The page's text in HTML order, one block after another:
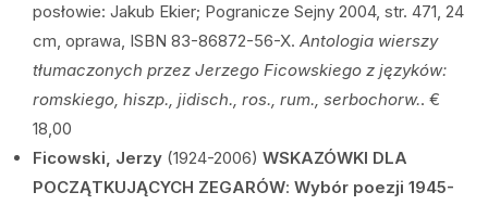
posłowie: Jakub Ekier; Pogranicze Sejny 2004, str. 471, 24
cm, oprawa, ISBN 83-86872-56-X. Antologia wierszy
tłumaczonych przez Jerzego Ficowskiego z języków:
romskiego, hiszp., jidisch., ros., rum., serbochorw.. €
18,00
Ficowski, Jerzy (1924-2006) WSKAZÓWKI DLA
POCZĄTKUJĄCYCH ZEGARÓW: Wybór poezji 1945-